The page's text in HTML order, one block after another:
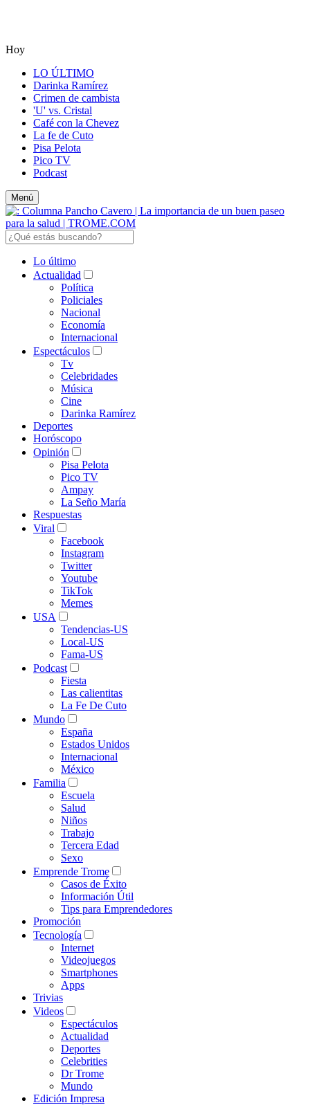
Hoy
LO ÚLTIMO
Darinka Ramírez
Crimen de cambista
'U' vs. Cristal
Café con la Chevez
La fe de Cuto
Pisa Pelota
Pico TV
Podcast
Menú
Lo último
Actualidad
Política
Policiales
Nacional
Economía
Internacional
Espectáculos
Tv
Celebridades
Música
Cine
Darinka Ramírez
Deportes
Horóscopo
Opinión
Pisa Pelota
Pico TV
Ampay
La Seño María
Respuestas
Viral
Facebook
Instagram
Twitter
Youtube
TikTok
Memes
USA
Tendencias-US
Local-US
Fama-US
Podcast
Fiesta
Las calientitas
La Fe De Cuto
Mundo
España
Estados Unidos
Internacional
México
Familia
Escuela
Salud
Niños
Trabajo
Tercera Edad
Sexo
Emprende Trome
Casos de Éxito
Información Útil
Tips para Emprendedores
Promoción
Tecnología
Internet
Videojuegos
Smartphones
Apps
Trivias
Videos
Espectáculos
Actualidad
Deportes
Celebrities
Dr Trome
Mundo
Edición Impresa